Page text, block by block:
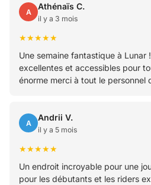
A
Athénaïs C.
il y a 3 mois
★★★★★
Une semaine fantastique à Lunar
excellentes et accessibles pour
énorme merci à tout le personnel
A
Andrii V.
il y a 5 mois
★★★★★
Un endroit incroyable pour une
pour les débutants et les riders